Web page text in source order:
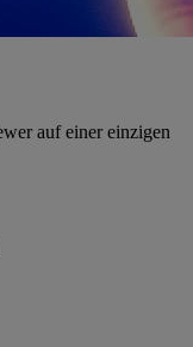
auf einer einzigen